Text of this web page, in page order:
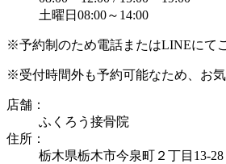
土曜日08:00～14:00
※予約制のため電話またはLINEにて
※受付時間外も予約可能なため、お気
店舗：
ふくろう接骨院
住所：
栃木県栃木市今泉町２丁目13-28